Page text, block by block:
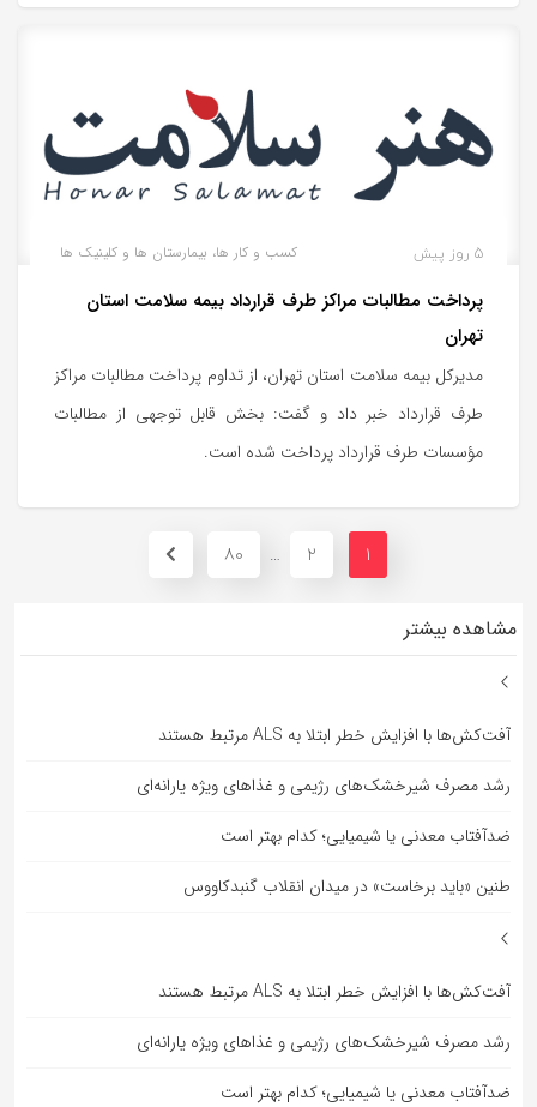
کسب و کار ها، بیمارستان ها و کلینیک ها 5 روز پیش
پرداخت مطالبات مراکز طرف قرارداد بیمه سلامت استان
تهران
مدیرکل بیمه سلامت استان تهران، از تداوم پرداخت مطالبات مراکز
طرف قرارداد خبر داد و گفت: بخش قابل توجهی از مطالبات
مؤسسات طرف قرارداد پرداخت شده است.
1
2
…
80
مشاهده بیشتر
آفت‌کش‌ها با افزایش خطر ابتلا به ALS مرتبط هستند
رشد مصرف شیرخشک‌های رژیمی و غذاهای ویژه یارانه‌ای
ضدآفتاب‌ معدنی یا شیمیایی؛ کدام بهتر است
طنین «باید برخاست» در میدان انقلاب گنبدکاووس
آفت‌کش‌ها با افزایش خطر ابتلا به ALS مرتبط هستند
رشد مصرف شیرخشک‌های رژیمی و غذاهای ویژه یارانه‌ای
ضدآفتاب‌ معدنی یا شیمیایی؛ کدام بهتر است